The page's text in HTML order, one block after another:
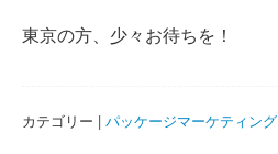
東京の方、少々お待ちを！
カテゴリー | パッケージマーケティング